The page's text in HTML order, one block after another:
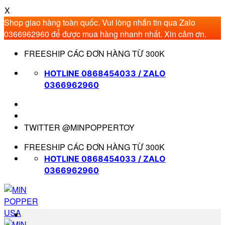
X
Shop giao hàng toàn quốc. Vui lòng nhắn tin qua Zalo
0366962960 để được mua hàng nhanh nhất. Xin cảm ơn.
qua
FREESHIP CÁC ĐƠN HÀNG TỪ 300K
HOTLINE 0868454033 / ZALO
0366962960
TWITTER @MINPOPPERTOY
FREESHIP CÁC ĐƠN HÀNG TỪ 300K
HOTLINE 0868454033 / ZALO
0366962960